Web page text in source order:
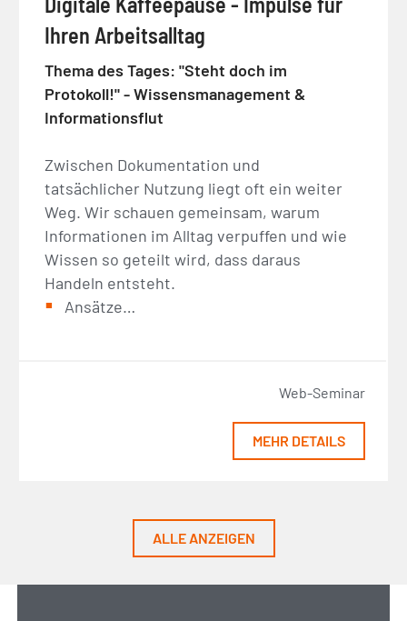
Ihren Arbeitsalltag
Thema des Tages: "Steht doch im
Protokoll!" - Wissensmanagement &
Informationsflut
Zwischen Dokumentation und
tatsächlicher Nutzung liegt oft ein weiter
Weg. Wir schauen gemeinsam, warum
Informationen im Alltag verpuffen und wie
Wissen so geteilt wird, dass daraus
Handeln entsteht.
Ansätze…
Web-Seminar
MEHR DETAILS
ALLE ANZEIGEN